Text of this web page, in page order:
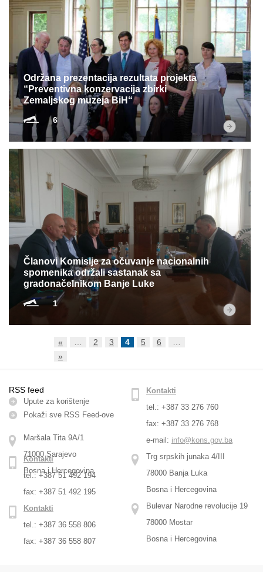
Održana prezentacija rezultata projekta
“Preventivna konzervacija zbirki
Zemaljskog muzeja BiH“
6
Članovi Komisije za očuvanje nacionalnih
spomenika održali sastanak sa
gradonačelnikom Banje Luke
1
« 2 3 4 5 6
»
RSS feed
Upute za korištenje
Pokaži sve RSS Feed-оve
Maršala Tita 9A/1
71000 Sarajevo
Bosna i Hercegovina
Kontakti
tel.: +387 33 276 760
fax: +387 33 276 768
e-mail: info@kons.gov.ba
Trg srpskih junaka 4/III
78000 Banja Luka
Bosna i Hercegovina
Kontakti
tel.: +387 51 492 194
fax: +387 51 492 195
Bulevar Narodne revolucije 19
78000 Mostar
Bosna i Hercegovina
Kontakti
tel.: +387 36 558 806
fax: +387 36 558 807